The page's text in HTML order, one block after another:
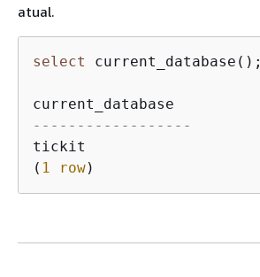
atual.
select current_database();
------------------
tickit
( 1 row)